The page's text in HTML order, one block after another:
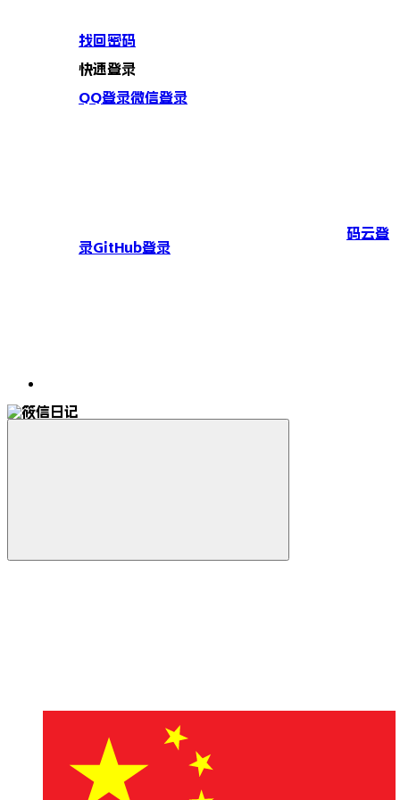
找回密码
快速登录
QQ登录微信登录
码云登
录GitHub登录